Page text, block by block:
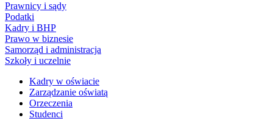
Prawnicy i sądy
Podatki
Kadry i BHP
Prawo w biznesie
Samorząd i administracja
Szkoły i uczelnie
Kadry w oświacie
Zarządzanie oświatą
Orzeczenia
Studenci